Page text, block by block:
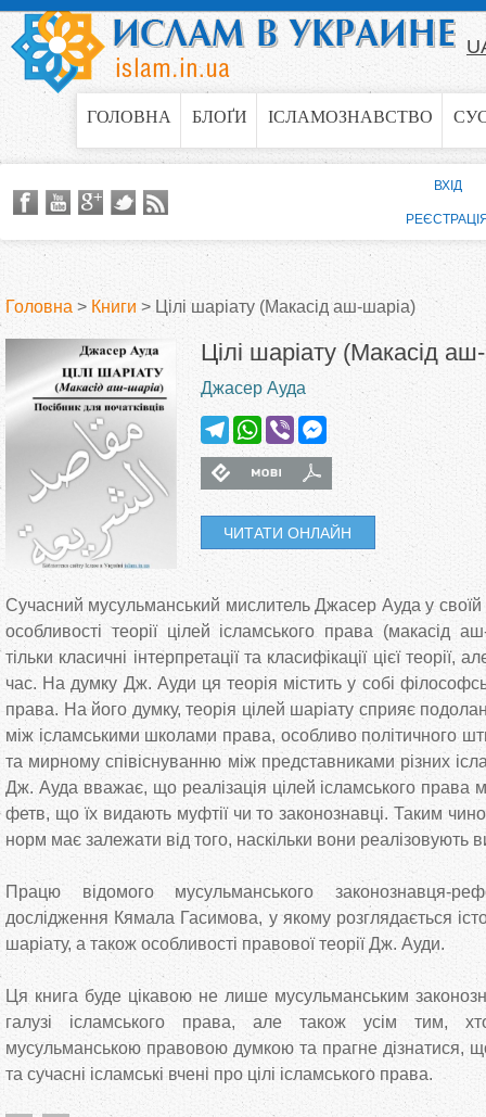
Jump to navigation
ГОЛОВНА БЛОҐИ ІСЛАМОЗНАВСТВО
В
и
т
Головна > Книги > Цілі шаріату (Макасід аш-шаріа)
Цілі шаріату (Макасід
Джасер Ауда
T
e
e
g
a
m
W
h
t
s
p
p
V
i
b
e
r
e
s
e
g
e
r
m
a
k
a
s
i
d
_
d
h
a
m
a
k
a
s
i
d
_
d
z
h
a
m
k
a
s
i
d
d
h
a
ЧИТАТИ ОНЛАЙН
Сучасний мусульманський мислитель Джасер Ауда у своїй
особливості теорії цілей ісламського права (макасід
тільки класичні інтерпретації та класифікації цієї теорії,
час. На думку Дж. Ауди ця теорія містить у собі
права. На його думку, теорія цілей шаріату сприяє
між ісламськими школами права, особливо політичного
та мирному співіснуванню між представниками різних
Дж. Ауда вважає, що реалізація цілей ісламського
фетв, що їх видають муфтії чи то законознавці. Таким
норм має залежати від того, наскільки вони реалізовують
Працю відомого мусульманського законознавця-
дослідження Кямала Гасимова, у якому розглядається
шаріату, а також особливості правової теорії Дж. Ауди.
Ця книга буде цікавою не лише мусульманським
галузі ісламського права, але також усім тим,
мусульманською правовою думкою та прагне дізнатися,
та сучасні ісламські вчені про цілі ісламського права.
ВХІД